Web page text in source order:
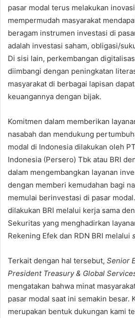
pasar modal terus melakukan
mempermudah masyarakat
beragam instrumen investasi di
adalah investasi saham, obligasi/
Di sisi lain, perkembangan
diimbangi dengan peningkatan
masyarakat di berbagai lapisan
keuangannya dengan bijak.
Komitmen dalam memberikan
nasabah dan mendukung
modal di Indonesia dilakukan oleh
Indonesia (Persero) Tbk atau BRI
dalam mengembangkan layanan
dengan memberi kemudahan bagi
memulai berinvestasi di pasar
dilakukan BRI melalui kerja sama
Sekuritas yang menghadirkan
Rekening Efek dan RDN BRI melalui
Terkait dengan hal tersebut, Senior
President Treasury & Global
mengatakan bahwa minat
pasar modal saat ini semakin besar.
merupakan bentuk dukungan kami